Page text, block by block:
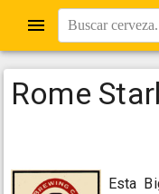
Buscar
Rome
Esta